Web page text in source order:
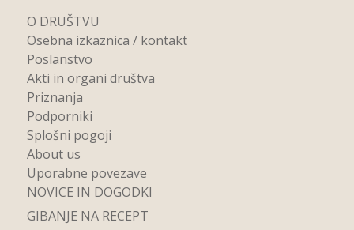
O DRUŠTVU
Osebna izkaznica / kontakt
Poslanstvo
Akti in organi društva
Priznanja
Podporniki
Splošni pogoji
About us
Uporabne povezave
NOVICE IN DOGODKI
GIBANJE NA RECEPT